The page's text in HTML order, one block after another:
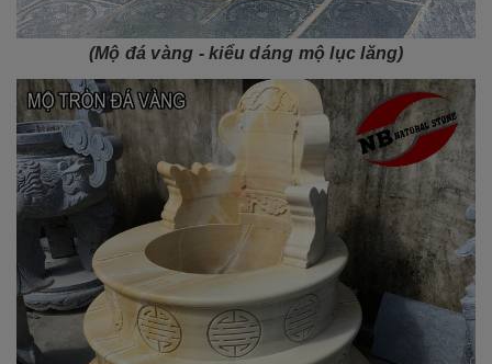
(Mộ đá vàng - kiểu dáng mộ lục lăng)